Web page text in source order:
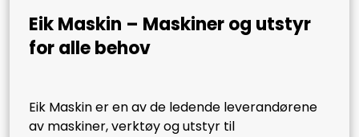
Eik Maskin – Maskiner og utstyr
for alle behov
Eik Maskin er en av de ledende leverandørene
av maskiner, verktøy og utstyr til